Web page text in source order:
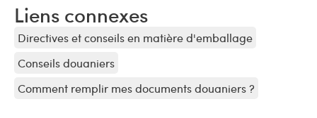
Liens connexes
Directives et conseils en matière d'emballage
Conseils douaniers
Comment remplir mes documents douaniers ?